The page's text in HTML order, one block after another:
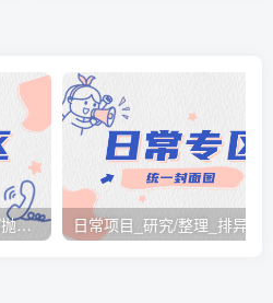
日常项目_研究/整理_排异/抛弃汇总[26.3.15-3.21整理]